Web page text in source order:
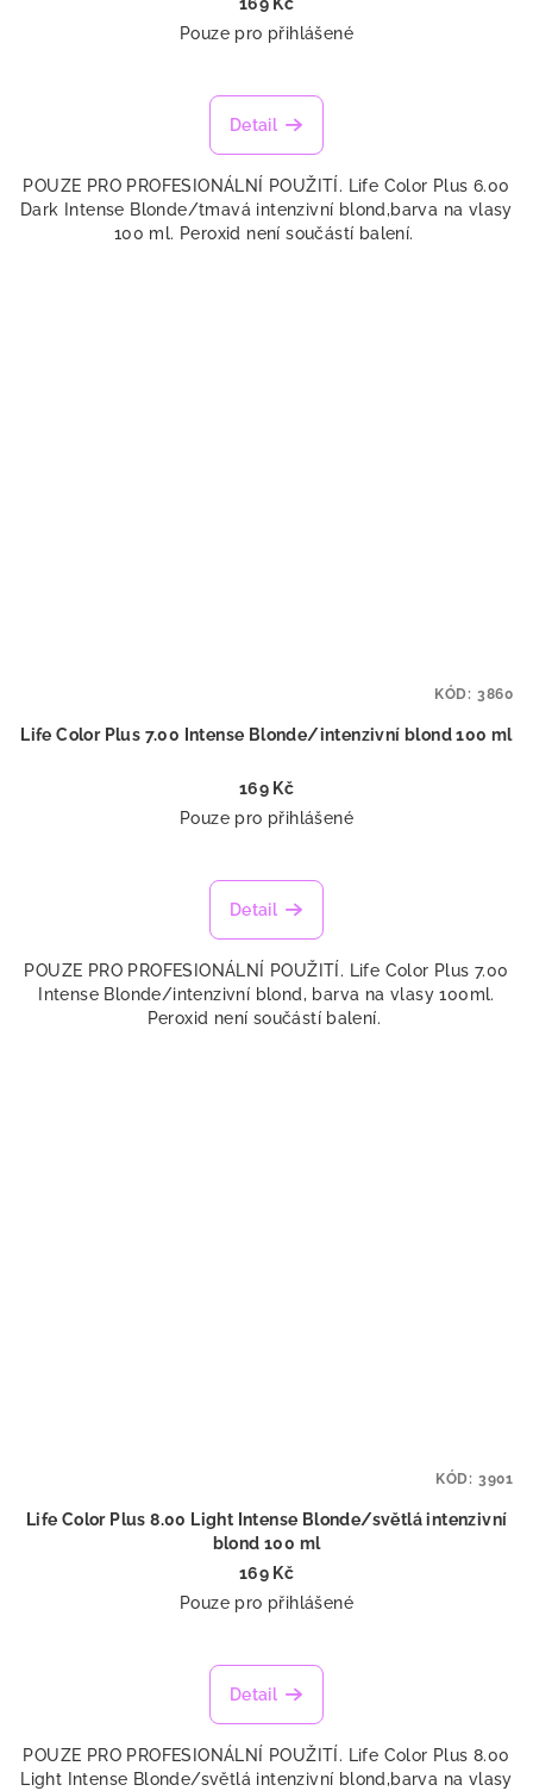
169 Kč
Pouze pro přihlášené
Detail
POUZE PRO PROFESIONÁLNÍ POUŽITÍ. Life Color Plus 6.00
Dark Intense Blonde/tmavá intenzivní blond,barva na vlasy
100 ml. Peroxid není součástí balení.
Life Color Plus 7.00 Intense Blonde/intenzivní blond 100 ml
169 Kč
Pouze pro přihlášené
Detail
POUZE PRO PROFESIONÁLNÍ POUŽITÍ. Life Color Plus 7.00
Intense Blonde/intenzivní blond, barva na vlasy 100ml.
Peroxid není součástí balení.
KÓD: 3860
Life Color Plus 8.00 Light Intense Blonde/světlá intenzivní
blond 100 ml
169 Kč
Pouze pro přihlášené
Detail
POUZE PRO PROFESIONÁLNÍ POUŽITÍ. Life Color Plus 8.00
Light Intense Blonde/světlá intenzivní blond,barva na vlasy
KÓD: 3901